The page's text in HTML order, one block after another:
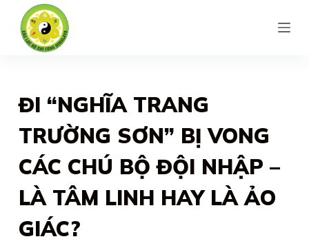
o
n
ĐI “NGHĨA TRANG
TRƯỜNG SƠN” BỊ VONG
CÁC CHÚ BỘ ĐỘI NHẬP –
LÀ TÂM LINH HAY LÀ ẢO
GIÁC?